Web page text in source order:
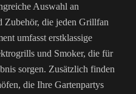
Auswahl an
Zubehör, die jeden Grillfan
umfasst erstklassige
und Smoker, die für
sorgen. Zusätzlich finden
die Ihre Gartenpartys